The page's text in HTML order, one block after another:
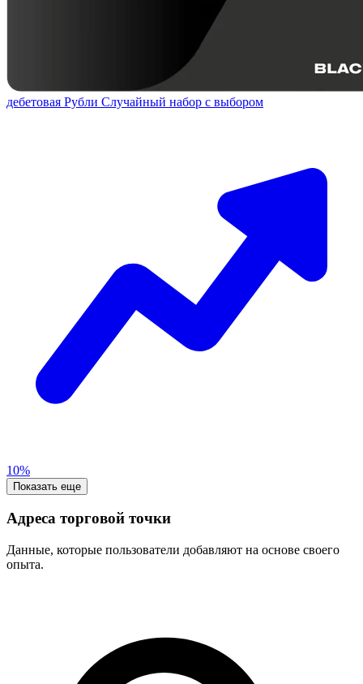
дебетовая Рубли Случайный набор с выбором
10%
Показать еще
Адреса торговой точки
Данные, которые пользователи добавляют на основе своего
опыта.